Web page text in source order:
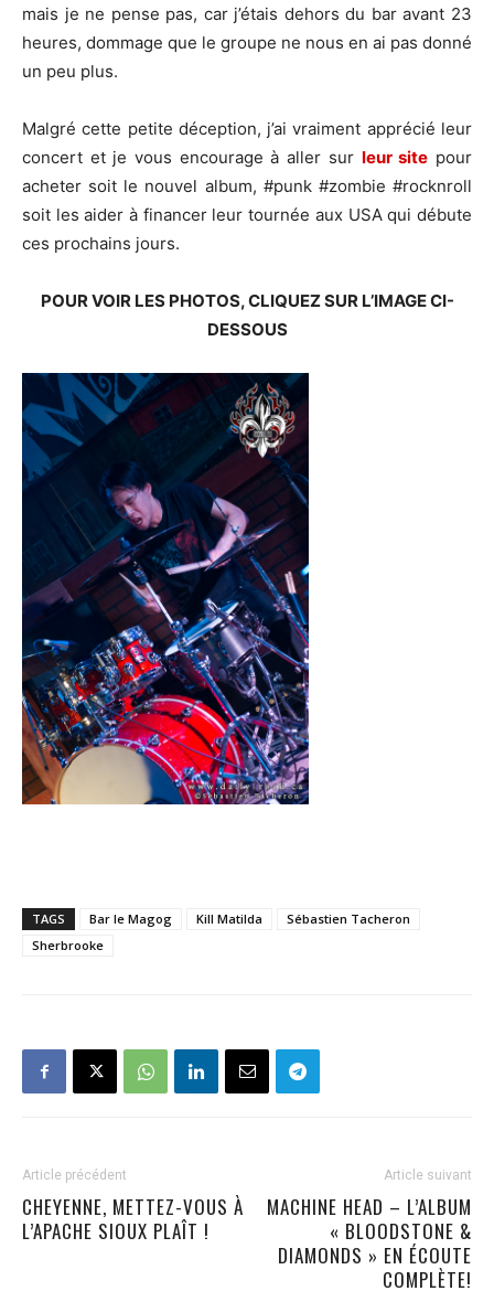
mais je ne pense pas, car j’étais dehors du bar avant 23
heures, dommage que le groupe ne nous en ai pas donné
un peu plus.
Malgré cette petite déception, j’ai vraiment apprécié leur
concert et je vous encourage à aller sur leur site pour
acheter soit le nouvel album, #punk #zombie #rocknroll
soit les aider à financer leur tournée aux USA qui débute
ces prochains jours.
POUR VOIR LES PHOTOS, CLIQUEZ SUR L’IMAGE CI-
DESSOUS
TAGS Bar le Magog Kill Matilda
Sébastien Tacheron
Sherbrooke
Article précédent
CHEYENNE, METTEZ-VOUS À
L’APACHE SIOUX PLAÎT !
Article suivant
MACHINE HEAD – L’ALBUM
« BLOODSTONE &
DIAMONDS » EN ÉCOUTE
COMPLÈTE!